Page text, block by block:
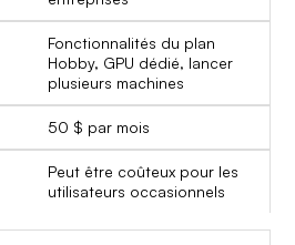
Fonctionnalités du plan
Hobby, GPU dédié, lancer
plusieurs machines
50 $ par mois
Peut être coûteux pour les
utilisateurs occasionnels